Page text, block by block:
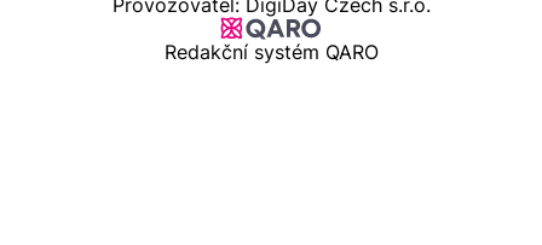
Provozovatel: DigiDay Czech s.r.o.
Redakční systém QARO